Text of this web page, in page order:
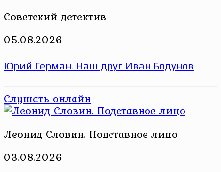
Советский детектив
05.08.2026
Юрий Герман. Наш друг Иван Бодунов
Слушать онлайн
Леонид Словин. Подставное лицо
03.08.2026